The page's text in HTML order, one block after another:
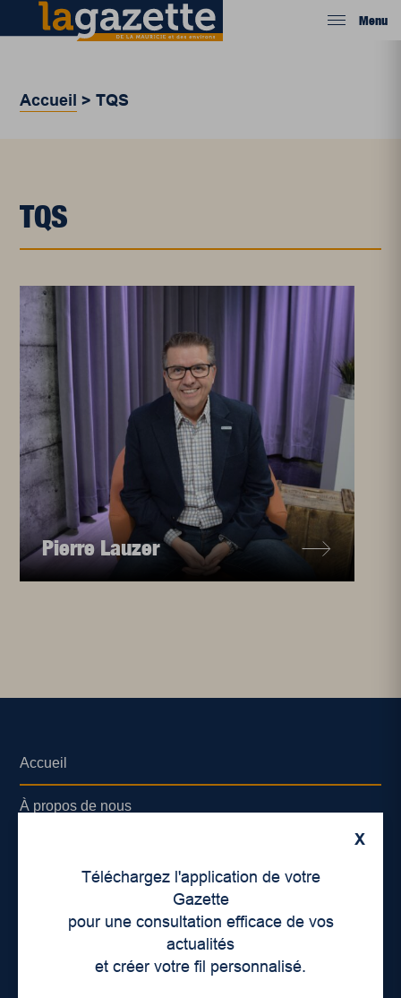
Menu
Accueil >TQS
TQS
Pierre Lauzer
X
Téléchargez l'application de votre
Gazette
pour une consultation efficace de vos
actualités
et créer votre fil personnalisé.
Accueil
À propos de nous
Lieux de distribution